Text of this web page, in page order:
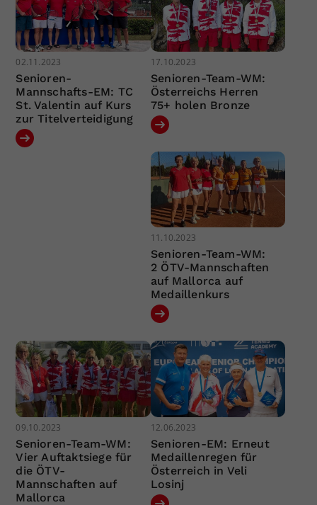
02.11.2023
Senioren-
Mannschafts-EM: TC
St. Valentin auf Kurs
zur Titelverteidigung
17.10.2023
Senioren-Team-WM:
Österreichs Herren
75+ holen Bronze
11.10.2023
Senioren-Team-WM:
2 ÖTV-Mannschaften
auf Mallorca auf
Medaillenkurs
09.10.2023
Senioren-Team-WM:
Vier Auftaktsiege für
die ÖTV-
Mannschaften auf
Mallorca
12.06.2023
Senioren-EM: Erneut
Medaillenregen für
Österreich in Veli
Losinj